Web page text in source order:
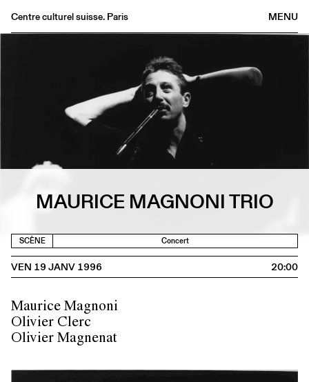
MENU
Centre culturel suisse. Paris
EN
MAURICE MAGNONI TRIO
SCÈNE Concert
VEN 19 JANV 1996 20:00
Maurice Magnoni
Olivier Clerc
Olivier Magnenat